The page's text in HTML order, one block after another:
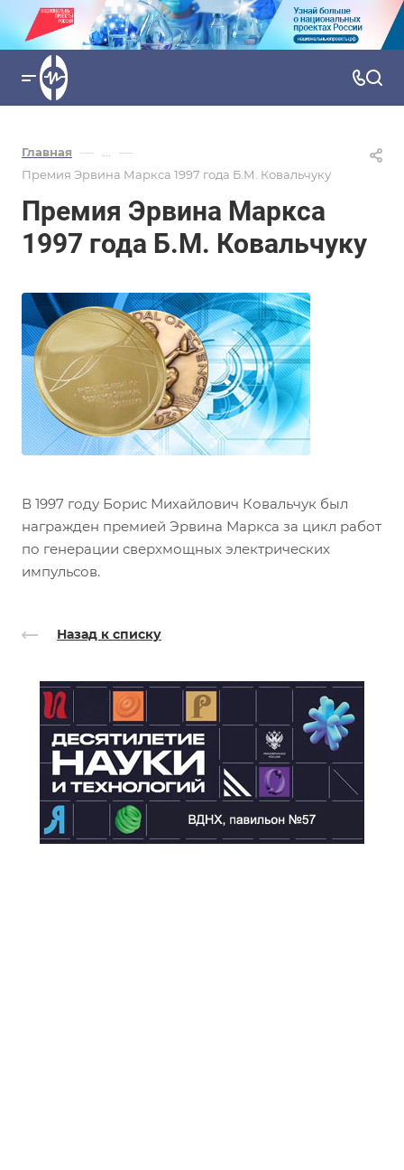
Главная — ... —
Премия Эрвина Маркса 1997 года Б.М. Ковальчуку
Премия Эрвина Маркса
1997 года Б.М. Ковальчуку
В 1997 году Борис Михайлович Ковальчук был
награжден премией Эрвина Маркса за цикл работ
по генерации сверхмощных электрических
импульсов.
Назад к списку